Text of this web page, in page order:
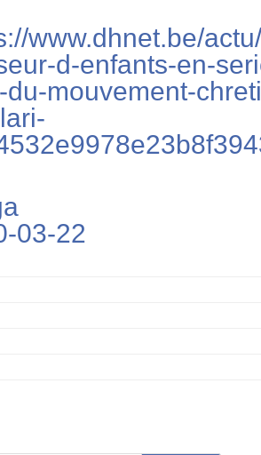
www.dhnet.be/
d-enfants-en-
du-mouvement-
03-22